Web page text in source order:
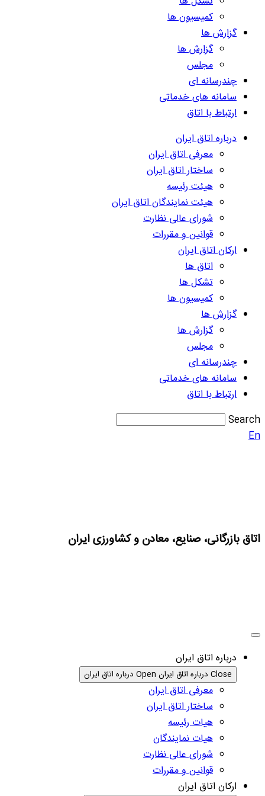
کمیسیون ها
گزارش ها
گزارش ها
مجلس
چندرسانه ای
سامانه های خدماتی
ارتباط با اتاق
درباره اتاق ایران
معرفی اتاق ایران
ساختار اتاق ایران
هیئت رئیسه
هیئت نمایندگان اتاق ایران
شورای عالی نظارت
قوانین و مقررات
ارکان اتاق ایران
اتاق ها
تشکل ها
کمیسیون ها
گزارش ها
گزارش ها
مجلس
چندرسانه ای
سامانه های خدماتی
ارتباط با اتاق
Search
En
اتاق بازرگانی، صنایع، معادن و کشاورزی ایران
درباره اتاق ایران
Close درباره اتاق ایران Open درباره اتاق ایران
معرفی اتاق ایران
ساختار اتاق ایران
هیات رئیسه
هیات نمایندگان
شورای عالی نظارت
قوانین و مقررات
ارکان اتاق ایران